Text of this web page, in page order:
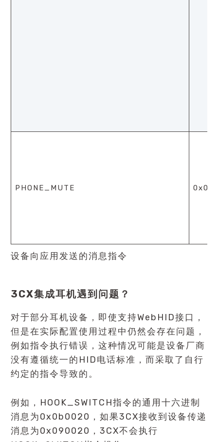
PHONE_MUTE
设备向应用发送的消息指令
3CX集成耳机遇到问题？
对于部分耳机设备，即使支持WebHID接口，
但是在实际配置使用过程中仍然会存在问题，
例如指令执行错误，这种情况可能是设备厂商
没有遵循统一的HID电话标准，而采取了自行
约定的指令导致的。
例如，HOOK_SWITCH指令的通用十六进制
消息为0x0b0020，如果3CX接收到设备传递
消息为0x090020，3CX不会执行